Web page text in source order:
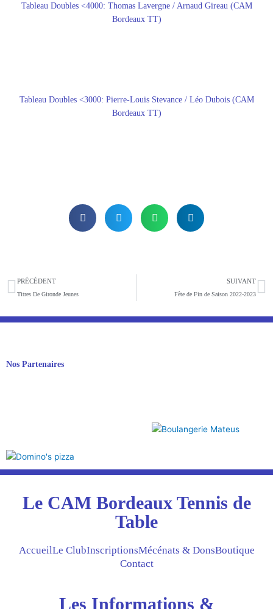
Tableau Doubles <4000: Thomas Lavergne / Arnaud Gireau (CAM
Bordeaux TT)
Tableau Doubles <3000: Pierre-Louis Stevance / Léo Dubois (CAM
Bordeaux TT)
Précédent
PRÉCÉDENT
Titres De Gironde Jeunes
SUIVANT
Fête de Fin de Saison 2022-2023
Nos Partenaires
Le CAM Bordeaux Tennis de
Table
AccueilLe ClubInscriptionsMécénats & DonsBoutique
Contact
Les Informations &